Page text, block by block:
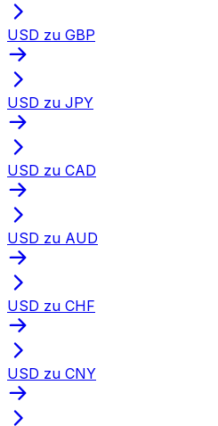
USD zu GBP
USD zu JPY
USD zu CAD
USD zu AUD
USD zu CHF
USD zu CNY